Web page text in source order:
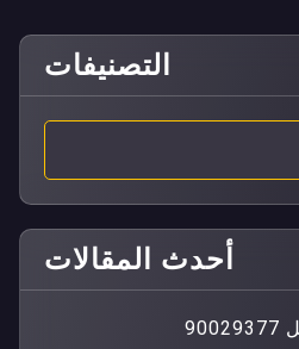
التصنيفات
أحدث المقالات